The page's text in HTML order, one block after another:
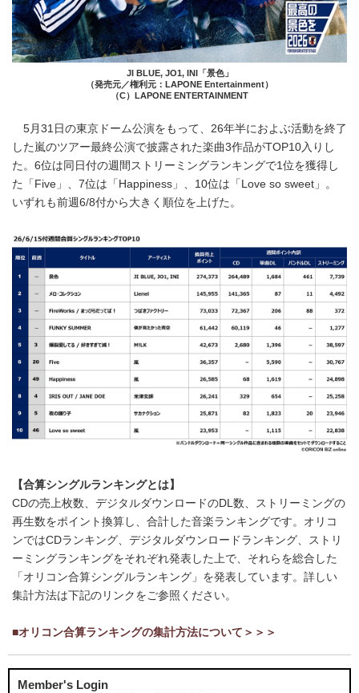
JI BLUE, JO1, INI「景色」
（発売元／権利元：LAPONE Entertainment）
（C）LAPONE ENTERTAINMENT
5月31日の東京ドーム公演をもって、26年半におよぶ活動を終了
した嵐のツアー最終公演で披露された楽曲3作品がTOP10入りし
た。6位は同日付の週間ストリーミングランキングで1位を獲得し
た「Five」、7位は「Happiness」、10位は「Love so sweet」。
いずれも前週6/8付から大きく順位を上げた。
【合算シングルランキングとは】
CDの売上枚数、デジタルダウンロードのDL数、ストリーミングの
再生数をポイント換算し、合計した音楽ランキングです。オリコ
ンではCDランキング、デジタルダウンロードランキング、ストリ
ーミングランキングをそれぞれ発表した上で、それらを総合した
「オリコン合算シングルランキング」を発表しています。詳しい
集計方法は下記のリンクをご参照ください。
■オリコン合算ランキングの集計方法について＞＞＞
Member's Login